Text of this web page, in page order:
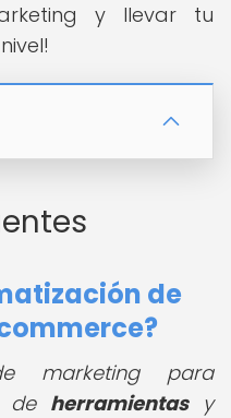
y llevar tu
de
marketing para
de herramientasy